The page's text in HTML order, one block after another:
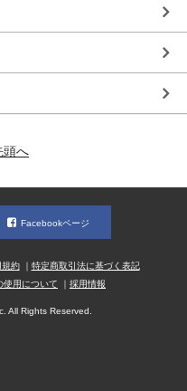
頭へ
Facebookページ
規約
特定商取引法に基づく表記
使用について 採用情報
All Rights Reserved.